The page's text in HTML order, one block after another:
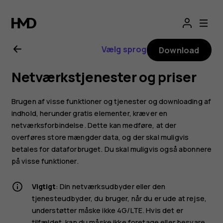
Brugervejledning
til
Nokia
G11
Vælg sprog Download
Netværkstjenester og priser
Brugen af visse funktioner og tjenester og downloading af
indhold, herunder gratis elementer, kræver en
netværksforbindelse. Dette kan medføre, at der
overføres store mængder data, og der skal muligvis
betales for dataforbruget. Du skal muligvis også abonnere
på visse funktioner.
Vigtigt: Din netværksudbyder eller den
tjenesteudbyder, du bruger, når du er ude at rejse,
understøtter måske ikke 4G/LTE. Hvis det er